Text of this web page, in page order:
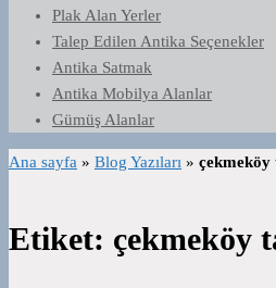
Plak Alan Yerler
Talep Edilen Antika Seçenekler
Antika Satmak
Antika Mobilya Alanlar
Gümüş Alanlar
Ana sayfa » Blog Yazıları » çekmeköy
Etiket: çekmeköy